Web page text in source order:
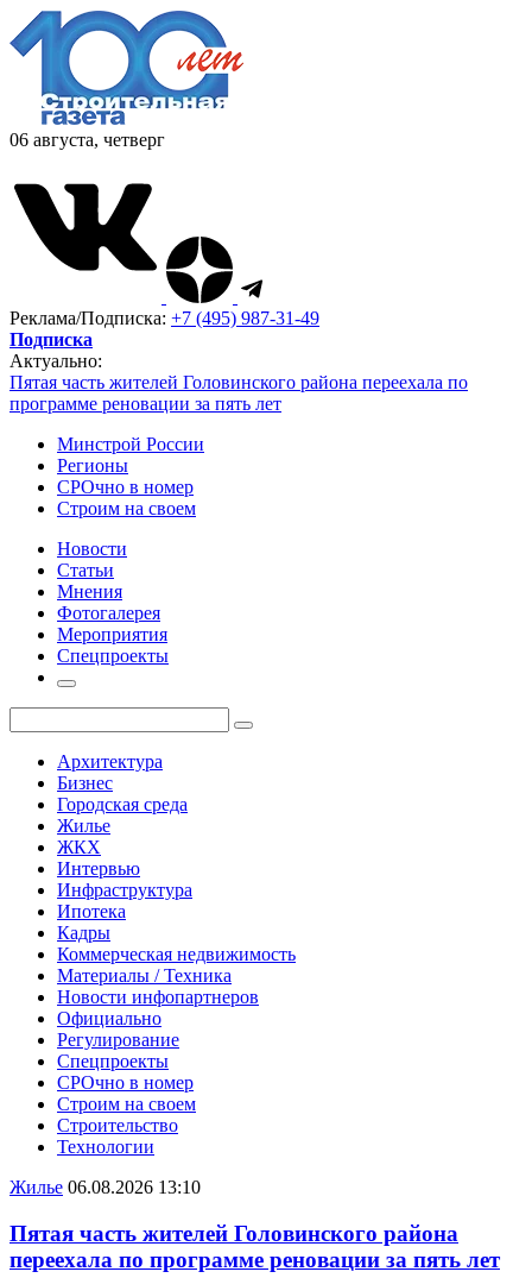
06 августа, четверг
Реклама/Подписка: +7 (495) 987-31-49
Подписка
Актуально:
Пятая часть жителей Головинского района переехала по
программе реновации за пять лет
Минстрой России
Регионы
СРОчно в номер
Строим на своем
Новости
Статьи
Мнения
Фотогалерея
Мероприятия
Спецпроекты
Архитектура
Бизнес
Городская среда
Жилье
ЖКХ
Интервью
Инфраструктура
Ипотека
Кадры
Коммерческая недвижимость
Материалы / Техника
Новости инфопартнеров
Официально
Регулирование
Спецпроекты
СРОчно в номер
Строим на своем
Строительство
Технологии
Жилье 06.08.2026 13:10
Пятая часть жителей Головинского района
переехала по программе реновации за пять лет